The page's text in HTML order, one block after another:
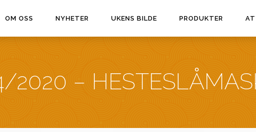
OM OSS NYHETER UKENS BILDE PRODUKTER
2020 –